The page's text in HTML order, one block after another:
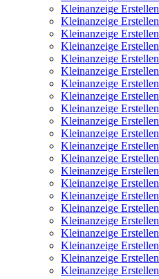
Kleinanzeige Erstellen
Kleinanzeige Erstellen
Kleinanzeige Erstellen
Kleinanzeige Erstellen
Kleinanzeige Erstellen
Kleinanzeige Erstellen
Kleinanzeige Erstellen
Kleinanzeige Erstellen
Kleinanzeige Erstellen
Kleinanzeige Erstellen
Kleinanzeige Erstellen
Kleinanzeige Erstellen
Kleinanzeige Erstellen
Kleinanzeige Erstellen
Kleinanzeige Erstellen
Kleinanzeige Erstellen
Kleinanzeige Erstellen
Kleinanzeige Erstellen
Kleinanzeige Erstellen
Kleinanzeige Erstellen
Kleinanzeige Erstellen
Kleinanzeige Erstellen